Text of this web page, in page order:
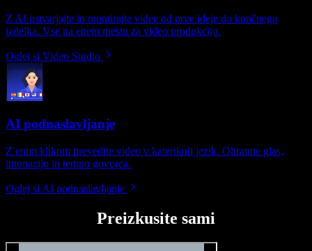
Z AI ustvarjajte in montirajte videe od prve ideje do končnega
izdelka. Vse na enem mestu za video produkcijo.
Oglej si Video Studio
AI podnaslavljanje
Z enim klikom prevedite video v katerikoli jezik. Ohranite glas,
intonacijo in tempo govorca.
Oglej si AI podnaslavljanje
Preizkusite sami